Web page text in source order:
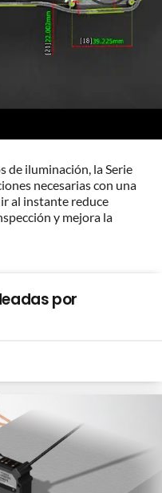
de iluminación, la Serie
necesarias con una
al instante reduce
y mejora la
por